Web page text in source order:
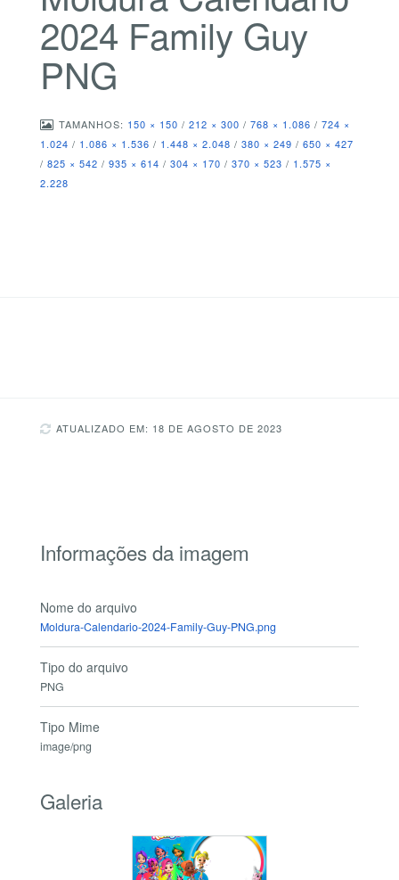
2024 Family Guy
PNG
TAMANHOS: 150 × 150 / 212 × 300 / 768 × 1.086 / 724 ×
1.024 / 1.086 × 1.536 / 1.448 × 2.048 / 380 × 249 / 650 × 427
/ 825 × 542 / 935 × 614 / 304 × 170 / 370 × 523 / 1.575 ×
2.228
ATUALIZADO EM: 18 DE AGOSTO DE 2023
Informações da imagem
Nome do arquivo
Moldura-Calendario-2024-Family-Guy-PNG.png
Tipo do arquivo
PNG
Tipo Mime
image/png
Galeria